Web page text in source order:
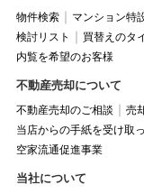
物件検索 マンション特
検討リスト
買替えのタ
内覧を希望のお客様
不動産売却について
不動産売却のご相談
売
当店からの手紙を受け取
空家流通促進事業
当社について